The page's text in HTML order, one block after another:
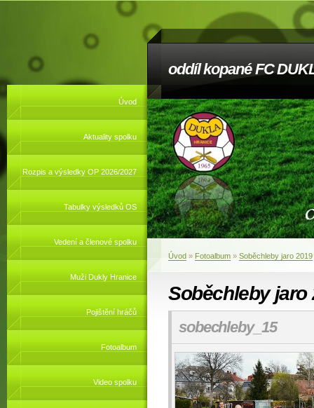
oddíl kopané FC
Úvod
Aktuality spolku
Rozpis a výsledky OP 2026/2027
Tabulky výsledků OS
Vedení a členové spolku
Muži Dukly Hranice
Pojištění hráčů
Fotoalbum
Video spolku
Úvod » Fotoalbum » Soběchleby jaro 2019
Soběchleby jaro
sobechleby_15